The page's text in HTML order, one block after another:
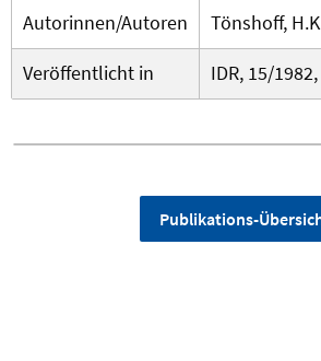
Autorinnen/Autoren
Tönshoff,
Veröffentlicht in
IDR, 15/
Publikations-